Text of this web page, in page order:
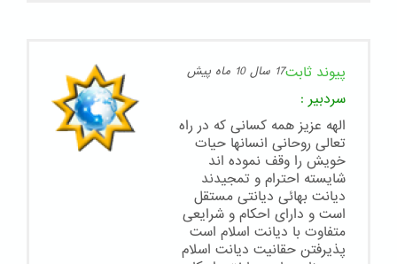
پیوند ثابت17 سال 10 ماه پیش
سردبیر :
الهه عزیز همه کسانی که در راه
تعالی روحانی انسانها حیات
خویش را وقف نموده اند
شایسته احترام و تمجیدند
دیانت بهائی دیانتی مستقل
است و دارای احکام و شرایعی
متفاوت با دیانت اسلام است
پذیرفتن حقانیت دیانت اسلام